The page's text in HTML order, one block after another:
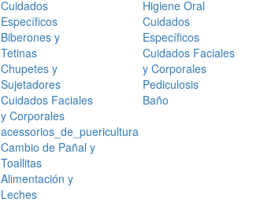
Cuidados
Específicos
Biberones y
Tetinas
Chupetes y
Sujetadores
Cuidados Faciales
y Corporales
acessorios_de_puericultura
Cambio de Pañal y
Toallitas
Alimentación y
Leches
Higiene Oral
Cuidados
Específicos
Cuidados Faciales
y Corporales
Pediculosis
Baño